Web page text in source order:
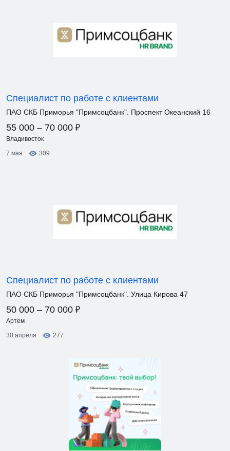
Специалист по работе с клиентами
ПАО СКБ Приморья "Примсоцбанк". Проспект Океанский 16
55 000 – 70 000 ₽
Владивосток
7 мая
309
Специалист по работе с клиентами
ПАО СКБ Приморья "Примсоцбанк". Улица Кирова 47
50 000 – 70 000 ₽
Артем
30 апреля
277